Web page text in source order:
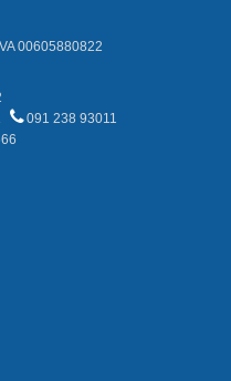
00605880822
091 238 93011